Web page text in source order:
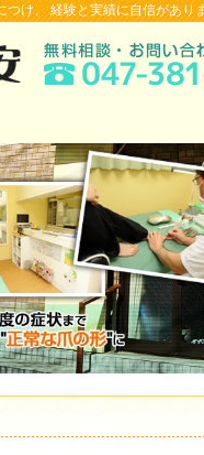
け、 経験と実績に自信があり